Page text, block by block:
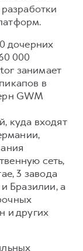
дочерних
000
занимает
в
GWM
куда входят
сеть,
3 завода
Бразилии, а
и других